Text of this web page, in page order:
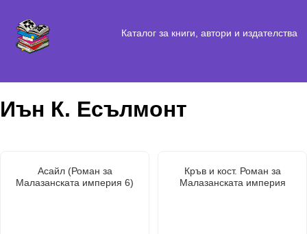
Каталог за книги, автори и издателства
Иън К. Есълмонт
Асайл (Роман за
Малазанската империя 6)
Кръв и кост. Роман за
Малазанската империя